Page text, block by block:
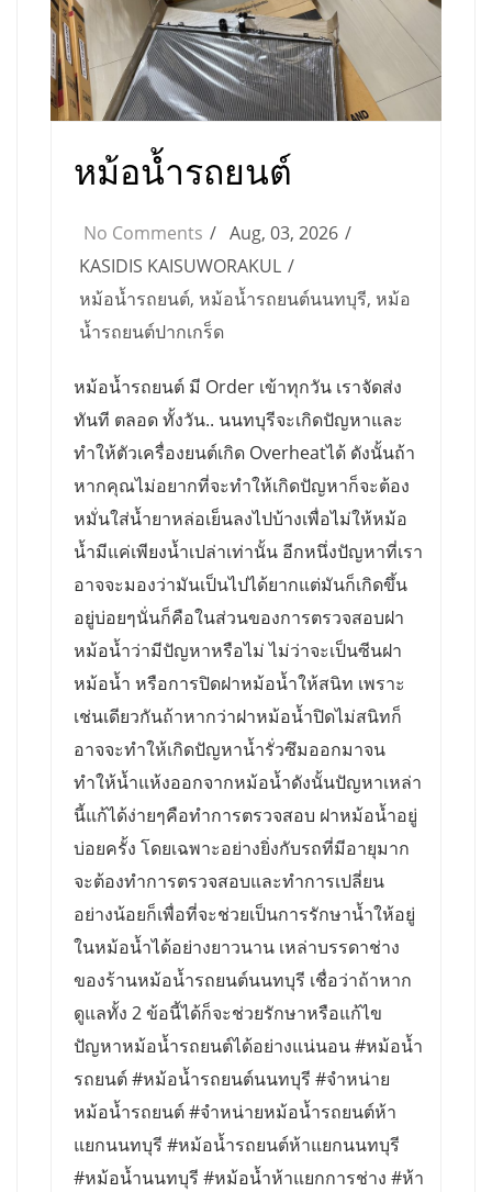
หม้อน้ำรถยนต์
No Comments
Aug, 03, 2026
KASIDIS KAISUWORAKUL
หม้อน้ำรถยนต์, หม้อน้ำรถยนต์นนทบุรี, หม้อ
น้ำรถยนต์ปากเกร็ด
หม้อน้ำรถยนต์ มี Order เข้าทุกวัน เราจัดส่ง
ทันที ตลอด ทั้งวัน.. นนทบุรีจะเกิดปัญหาและ
ทำให้ตัวเครื่องยนต์เกิด Overheatได้ ดังนั้นถ้า
หากคุณไม่อยากที่จะทำให้เกิดปัญหาก็จะต้อง
หมั่นใส่น้ำยาหล่อเย็นลงไปบ้างเพื่อไม่ให้หม้อ
น้ำมีแค่เพียงน้ำเปล่าเท่านั้น อีกหนึ่งปัญหาที่เรา
อาจจะมองว่ามันเป็นไปได้ยากแต่มันก็เกิดขึ้น
อยู่บ่อยๆนั่นก็คือในส่วนของการตรวจสอบฝา
หม้อน้ำว่ามีปัญหาหรือไม่ ไม่ว่าจะเป็นซีนฝา
หม้อน้ำ หรือการปิดฝาหม้อน้ำให้สนิท เพราะ
เช่นเดียวกันถ้าหากว่าฝาหม้อน้ำปิดไม่สนิทก็
อาจจะทำให้เกิดปัญหาน้ำรั่วซึมออกมาจน
ทำให้น้ำแห้งออกจากหม้อน้ำดังนั้นปัญหาเหล่า
นี้แก้ได้ง่ายๆคือทำการตรวจสอบ ฝาหม้อน้ำอยู่
บ่อยครั้ง โดยเฉพาะอย่างยิ่งกับรถที่มีอายุมาก
จะต้องทำการตรวจสอบและทำการเปลี่ยน
อย่างน้อยก็เพื่อที่จะช่วยเป็นการรักษาน้ำให้อยู่
ในหม้อน้ำได้อย่างยาวนาน เหล่าบรรดาช่าง
ของร้านหม้อน้ำรถยนต์นนทบุรี เชื่อว่าถ้าหาก
ดูแลทั้ง 2 ข้อนี้ได้ก็จะช่วยรักษาหรือแก้ไข
ปัญหาหม้อน้ำรถยนต์ได้อย่างแน่นอน #หม้อน้ำ
รถยนต์ #หม้อน้ำรถยนต์นนทบุรี #จำหน่าย
หม้อน้ำรถยนต์ #จำหน่ายหม้อน้ำรถยนต์ห้า
แยกนนทบุรี #หม้อน้ำรถยนต์ห้าแยกนนทบุรี
#หม้อน้ำนนทบุรี #หม้อน้ำห้าแยกการช่าง #ห้า